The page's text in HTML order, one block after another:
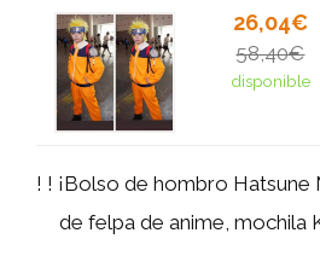
26,04€
58,40€
disponible
! ! ¡Bolso de hombro Hatsune
de felpa de anime, mochila